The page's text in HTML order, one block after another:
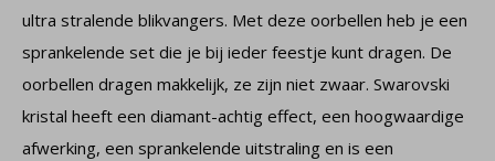
ultra stralende blikvangers. Met deze oorbellen heb je een
sprankelende set die je bij ieder feestje kunt dragen. De
oorbellen dragen makkelijk, ze zijn niet zwaar. Swarovski
kristal heeft een diamant-achtig effect, een hoogwaardige
afwerking, een sprankelende uitstraling en is een